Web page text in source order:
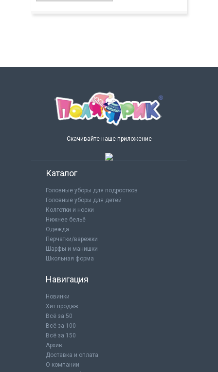
Скачивайте наше приложение
Каталог
Головные уборы для подростков
Головные уборы для детей
Колготки и носки
Нижнее бельё
Одежда
Перчатки/варежки
Шарфы и манишки
Школьная форма
Навигация
Новинки
Хит продаж
Всё за 50
Всё за 100
Всё за 150
Архив
Доставка и оплата
О компании